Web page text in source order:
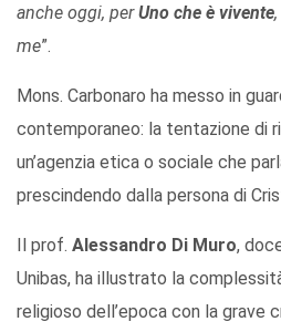
anche oggi, perUno che è vivente
me”.
Mons. Carbonaro ha messo in
contemporaneo: la tentazione di
un’agenzia etica o sociale che
prescindendo dalla persona di
Il prof. Alessandro Di Muro,
Unibas, ha illustrato la
religioso dell’epoca con la grave